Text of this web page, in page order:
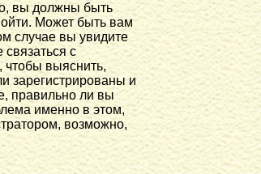
вы должны быть
Может быть вам
случае вы увидите
с
чтобы выяснить,
зарегистрированы и
правильно ли вы
именно в этом,
возможно,